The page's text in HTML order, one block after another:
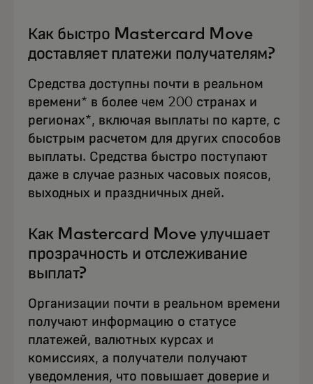
Как быстро Mastercard Move
доставляет платежи получателям?
Средства доступны почти в реальном
времени* в более чем 200 странах и
регионах*, включая выплаты по карте, с
быстрым расчетом для других способов
выплаты. Средства быстро поступают
даже в случае разных часовых поясов,
выходных и праздничных дней.
Как Mastercard Move улучшает
прозрачность и отслеживание
выплат?
Организации почти в реальном времени
получают информацию о статусе
платежей, валютных курсах и
комиссиях, а получатели получают
уведомления, что повышает доверие и